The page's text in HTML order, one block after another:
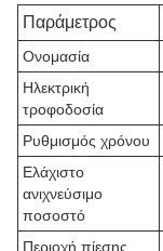
Παράμετρος
Ονομασία
Ηλεκτρική
τροφοδοσία
Ρυθμισμός χρόνου
Ελάχιστο
ανιχνεύσιμο
ποσοστό
Περιοχή πίεσης